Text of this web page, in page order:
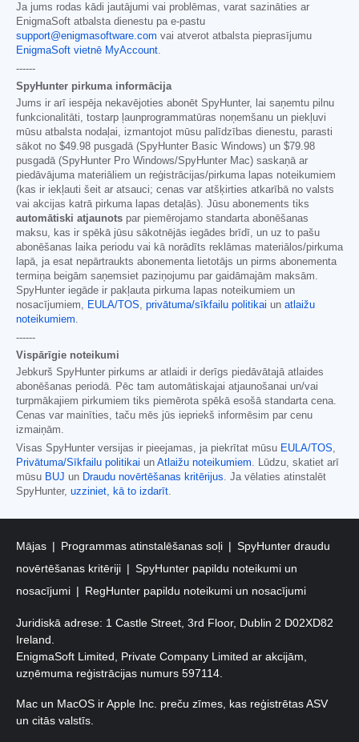
Ja jums rodas kādi jautājumi vai problēmas, varat sazināties ar
EnigmaSoft atbalsta dienestu pa e-pastu
support@enigmasoftware.com vai atverot atbalsta pieprasījumu
EnigmaSoft vietnē MyAccount
------
SpyHunter pirkuma informācija
Jums ir arī iespēja nekavējoties abonēt SpyHunter, lai saņemtu pilnu
funkcionalitāti, tostarp ļaunprogrammatūras noņemšanu un piekļuvi
mūsu atbalsta nodaļai, izmantojot mūsu palīdzības dienestu, parasti
sākot no $49.98 pusgadā (SpyHunter Basic Windows) un $79.98
pusgadā (SpyHunter Pro Windows/SpyHunter Mac) saskaņā ar
piedāvājuma materiāliem un reģistrācijas/pirkuma lapas noteikumiem
(kas ir iekļauti šeit ar atsauci; cenas var atšķirties atkarībā no valsts
vai akcijas katrā pirkuma lapas detaļās). Jūsu abonements tiks
automātiski atjaunots par piemērojamo standarta abonēšanas
maksu, kas ir spēkā jūsu sākotnējās iegādes brīdī, un uz to pašu
abonēšanas laika periodu vai kā norādīts reklāmas materiālos/pirkuma
lapā, ja esat nepārtraukts abonementa lietotājs un pirms abonementa
termiņa beigām saņemsiet paziņojumu par gaidāmajām maksām.
SpyHunter iegāde ir pakļauta pirkuma lapas noteikumiem un
nosacījumiem,
EULA/TOS privātuma/sīkfailu politikai un atlaižu
noteikumiem
------
Vispārīgie noteikumi
Jebkurš SpyHunter pirkums ar atlaidi ir derīgs piedāvātajā atlaides
abonēšanas periodā. Pēc tam automātiskajai atjaunošanai un/vai
turpmākajiem pirkumiem tiks piemērota spēkā esošā standarta cena.
Cenas var mainīties, taču mēs jūs iepriekš informēsim par cenu
izmaiņām.
Visas SpyHunter versijas ir pieejamas, ja piekrītat mūsu EULA/TOS
Privātuma/Sīkfailu politikai un Atlaižu noteikumiem . Lūdzu, skatiet arī
mūsu BUJ un Draudu novērtēšanas kritērijus . Ja vēlaties atinstalēt
SpyHunter, uzziniet, kā to izdarīt
Mājas Programmas atinstalēšanas soļi
SpyHunter draudu
novērtēšanas kritēriji
SpyHunter papildu noteikumi un
nosacījumi
RegHunter papildu noteikumi un nosacījumi
Juridiskā adrese: 1 Castle Street, 3rd Floor, Dublin 2 D02XD82
Ireland.
EnigmaSoft Limited, Private Company Limited ar akcijām,
uzņēmuma reģistrācijas numurs 597114.
Mac un MacOS ir Apple Inc. preču zīmes, kas reģistrētas ASV
un citās valstīs.